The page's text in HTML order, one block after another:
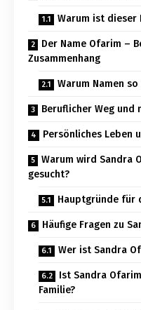
Warum ist dieser
Der Name Ofarim –
Zusammenhang
Warum Namen
Beruflicher Weg
Persönliches Leben
Warum wird Sandra
gesucht?
Hauptgründe für
Häufige Fragen zu
Wer ist Sandra
Ist Sandra
Familie?